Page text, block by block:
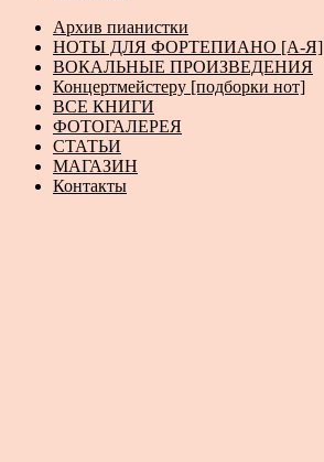
Архив пианистки
НОТЫ ДЛЯ ФОРТЕПИАНО [А-Я]
ВОКАЛЬНЫЕ ПРОИЗВЕДЕНИЯ
Концертмейстеру [подборки нот]
ВСЕ КНИГИ
ФОТОГАЛЕРЕЯ
СТАТЬИ
МАГАЗИН
Контакты